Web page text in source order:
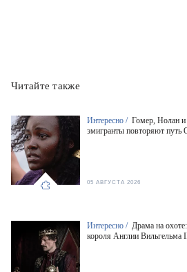
Читайте также
Интересно / Гомер, Нолан и
эмигранты повторяют путь
05 АВГУСТА 2026
Интересно / Драма на
короля Англии Вильгельма